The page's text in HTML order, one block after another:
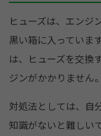
ヒューズは、エンジ
黒い箱に入っていま
は、ヒューズを交換
ジンがかかりません。
対処法としては、自
知識がないと難しい